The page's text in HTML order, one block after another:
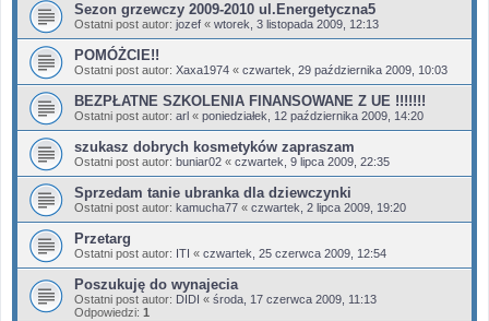
Sezon grzewczy 2009-2010 ul.Energetyczna5
Ostatni post autor: jozef « wtorek, 3 listopada 2009, 12:13
POMÓŻCIE!!
Ostatni post autor: Xaxa1974 « czwartek, 29 października 2009, 10:03
BEZPŁATNE SZKOLENIA FINANSOWANE Z UE !!!!!!!
Ostatni post autor: arl « poniedziałek, 12 października 2009, 14:20
szukasz dobrych kosmetyków zapraszam
Ostatni post autor: buniar02 « czwartek, 9 lipca 2009, 22:35
Sprzedam tanie ubranka dla dziewczynki
Ostatni post autor: kamucha77 « czwartek, 2 lipca 2009, 19:20
Przetarg
Ostatni post autor: ITI « czwartek, 25 czerwca 2009, 12:54
Poszukuję do wynajecia
Ostatni post autor: DIDI « środa, 17 czerwca 2009, 11:13
Odpowiedzi: 1